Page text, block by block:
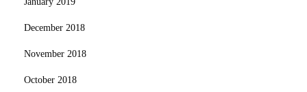
December 2018
November 2018
October 2018